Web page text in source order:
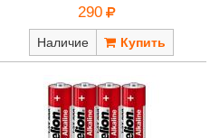
290
Наличие